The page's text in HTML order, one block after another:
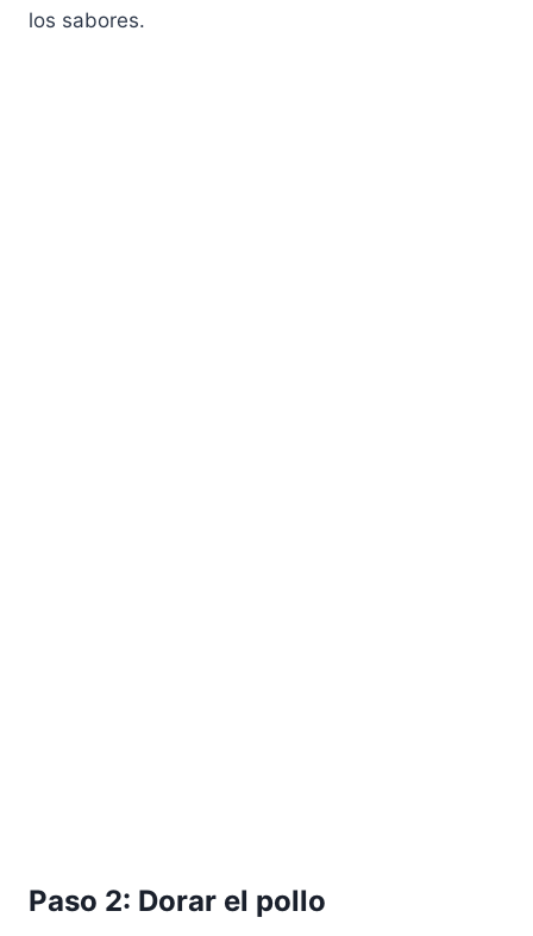
los sabores.
Paso 2: Dorar el pollo